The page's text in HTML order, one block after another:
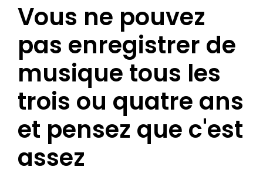
Vous ne pouvez
pas enregistrer de
musique tous les
trois ou quatre ans
et pensez que c'est
assez